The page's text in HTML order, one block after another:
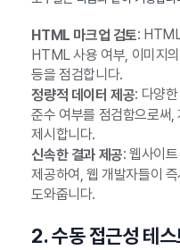
HTML 마크업 검토:
HTML 사용 여부, 이미지
등을 점검합니다.
정량적 데이터 제공: 다양
준수 여부를 점검함으로써
제시합니다.
신속한 결과 제공: 웹사이
제공하여, 웹 개발자들이
도와줍니다.
2. 수동 접근성 테스